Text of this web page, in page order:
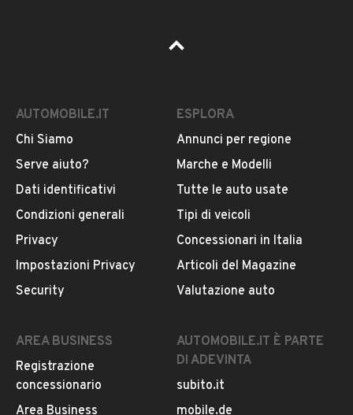
AUTOMOBILE.IT
Chi Siamo
Serve aiuto?
Dati identificativi
Condizioni generali
Privacy
Impostazioni Privacy
Security
ESPLORA
Annunci per regione
Marche e Modelli
Tutte le auto usate
Tipi di veicoli
Concessionari in Italia
Articoli del Magazine
Valutazione auto
AREA BUSINESS
Registrazione
concessionario
Area Business
AUTOMOBILE.IT È PARTE
DI ADEVINTA
subito.it
mobile.de